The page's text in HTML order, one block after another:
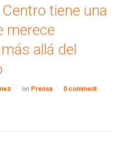
tiene una
merece
allá del
on Prensa 0 comment